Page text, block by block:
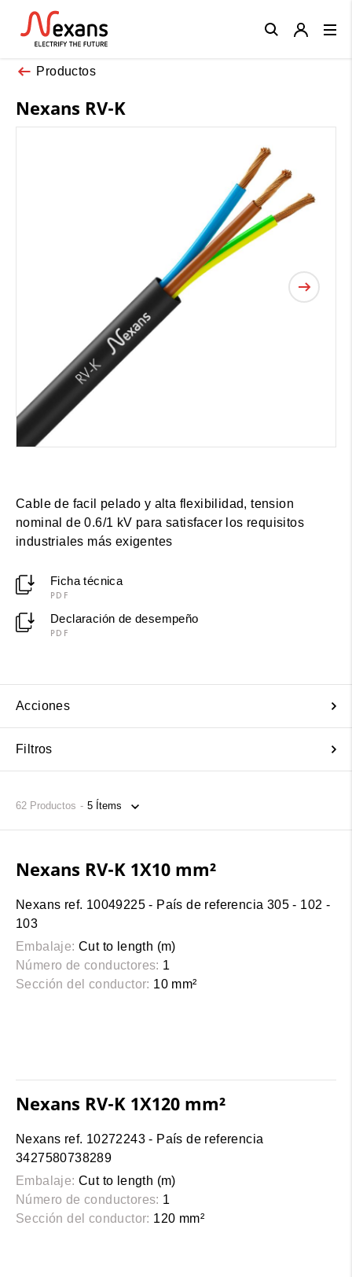
Productos
Nexans RV-K
Cable de facil pelado y alta flexibilidad, tension
nominal de 0.6/1 kV para satisfacer los requisitos
industriales más exigentes
Ficha técnica
PDF
Declaración de desempeño
PDF
Acciones
Filtros
62 Productos
Nexans RV-K 1X10 mm²
Nexans ref. 10049225 - País de referencia 305 - 102 -
103
Embalaje: Cut to length (m)
Número de conductores: 1
Sección del conductor: 10 mm²
Nexans RV-K 1X120 mm²
Nexans ref. 10272243 - País de referencia
3427580738289
Embalaje: Cut to length (m)
Número de conductores: 1
Sección del conductor: 120 mm²
Close